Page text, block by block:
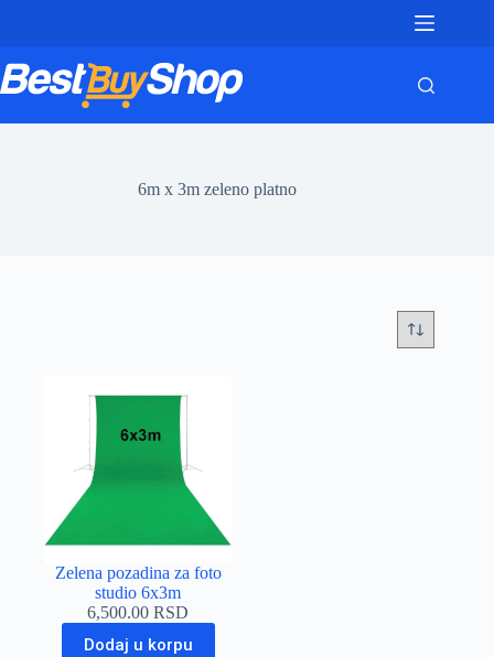
6m x 3m zeleno platno
Zelena pozadina za foto
studio 6x3m
6,500.00RSD
Dodaj u korpu